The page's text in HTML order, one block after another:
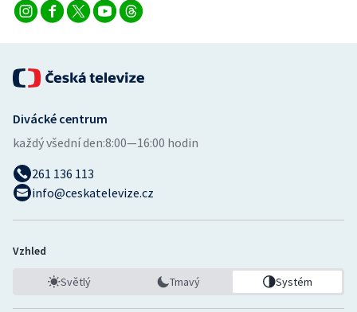
Divácké centrum
každý všední den:8:00—16:00 hodin
261 136 113
info@ceskatelevize.cz
Vzhled
Světlý Tmavý Systém